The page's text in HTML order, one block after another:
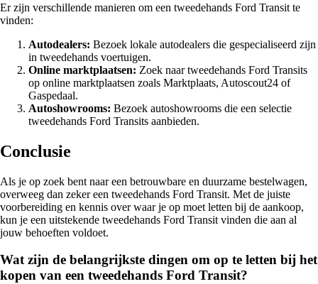
Er zijn verschillende manieren om een tweedehands Ford Transit te
vinden:
Autodealers: Bezoek lokale autodealers die gespecialiseerd zijn
in tweedehands voertuigen.
Online marktplaatsen: Zoek naar tweedehands Ford Transits
op online marktplaatsen zoals Marktplaats, Autoscout24 of
Gaspedaal.
Autoshowrooms: Bezoek autoshowrooms die een selectie
tweedehands Ford Transits aanbieden.
Conclusie
Als je op zoek bent naar een betrouwbare en duurzame bestelwagen,
overweeg dan zeker een tweedehands Ford Transit. Met de juiste
voorbereiding en kennis over waar je op moet letten bij de aankoop,
kun je een uitstekende tweedehands Ford Transit vinden die aan al
jouw behoeften voldoet.
Wat zijn de belangrijkste dingen om op te letten bij het
kopen van een tweedehands Ford Transit?